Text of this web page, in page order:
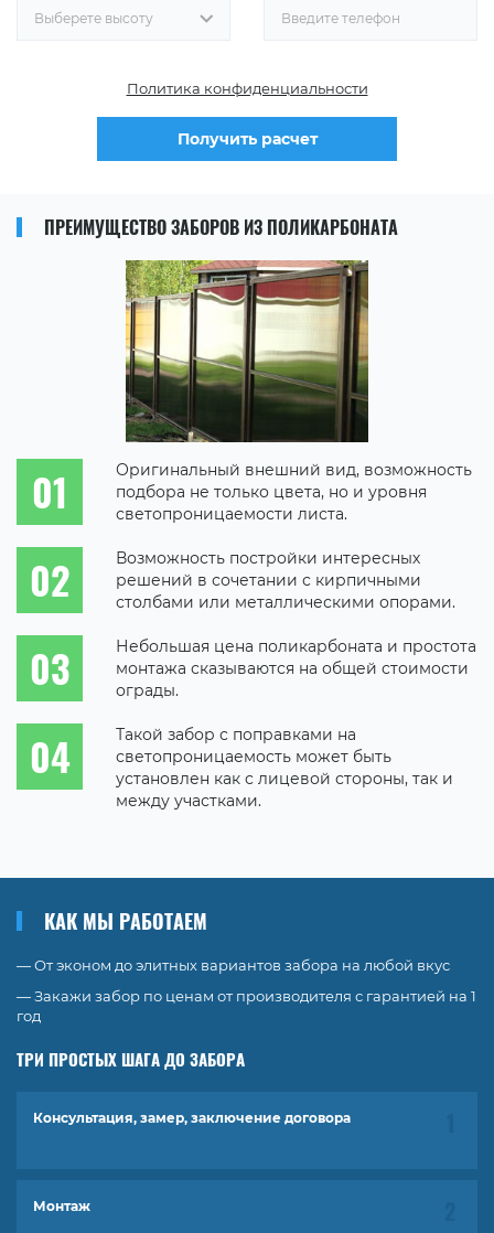
Выберете высоту
Политика конфиденциальности
Получить расчет
ПРЕИМУЩЕСТВО ЗАБОРОВ ИЗ ПОЛИКАРБОНАТА
Оригинальный внешний вид, возможность
подбора не только цвета, но и уровня
светопроницаемости листа.
Возможность постройки интересных
решений в сочетании с кирпичными
столбами или металлическими опорами.
Небольшая цена поликарбоната и простота
монтажа сказываются на общей стоимости
ограды.
Такой забор с поправками на
светопроницаемость может быть
установлен как с лицевой стороны, так и
между участками.
КАК МЫ РАБОТАЕМ
— От эконом до элитных вариантов забора на любой вкус
— Закажи забор по ценам от производителя с гарантией на 1
год
ТРИ ПРОСТЫХ ШАГА ДО ЗАБОРА
Консультация, замер, заключение договора
Монтаж